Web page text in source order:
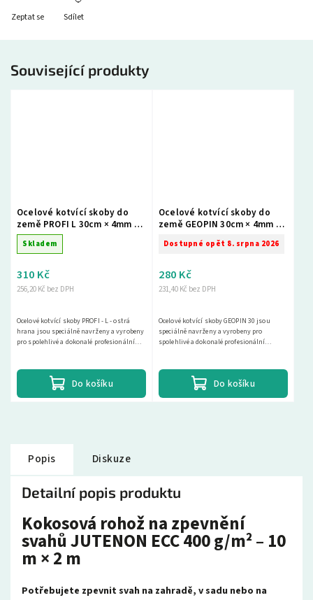
Zeptat se Sdílet
Související produkty
Ocelové kotvící skoby do
země PROFI L 30cm × 4mm –
balení 50 ks
Skladem
256,20 Kč bez DPH
310 Kč
Do košíku
Ocelové kotvící skoby PROFI - L - ostrá
hrana jsou speciálně navrženy a vyrobeny
pro spolehlivé a dokonalé profesionální
Ocelové kotvící skoby do
země GEOPIN 30cm × 4mm –
Dostupné opět 8. srpna 2026
231,40 Kč bez DPH
280 Kč
Do košíku
Ocelové kotvící skoby GEOPIN 30 jsou
speciálně navrženy a vyrobeny pro
spolehlivé a dokonalé profesionální
Popis Diskuze
Detailní popis produktu
Kokosová rohož na zpevnění
svahů JUTENON ECC 400 g/m² – 10
m × 2 m
Potřebujete zpevnit svah na zahradě, v sadu nebo na